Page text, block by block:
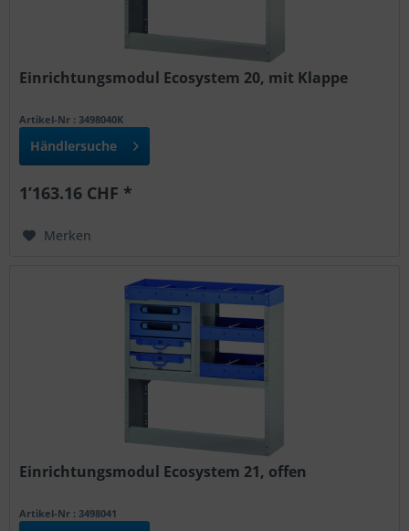
Einrichtungsmodul Ecosystem 20, mit Klappe
Artikel-Nr : 3498040K
Händlersuche
1’163.16 CHF *
Merken
Einrichtungsmodul Ecosystem 21, offen
Artikel-Nr : 3498041